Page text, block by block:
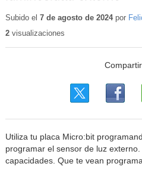
Subido el 7 de agosto de 2024por
2visualizaciones
Utiliza tu placa Micro:bit
programar el sensor de luz
capacidades. Que te vean